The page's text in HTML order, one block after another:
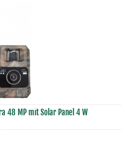
48 MP mit Solar Panel 4 W